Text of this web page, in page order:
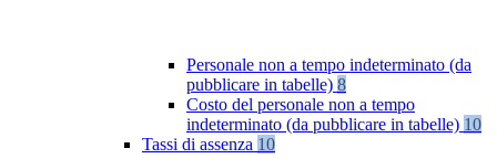
Personale non a tempo indeterminato (da
pubblicare in tabelle) 8
Costo del personale non a tempo
indeterminato (da pubblicare in tabelle) 10
Tassi di assenza 10